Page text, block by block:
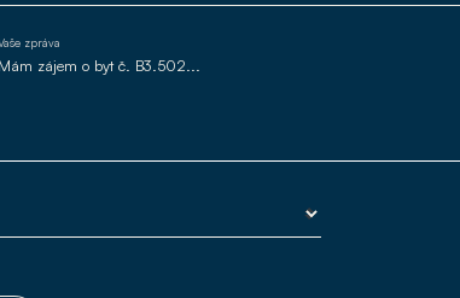
zpráva